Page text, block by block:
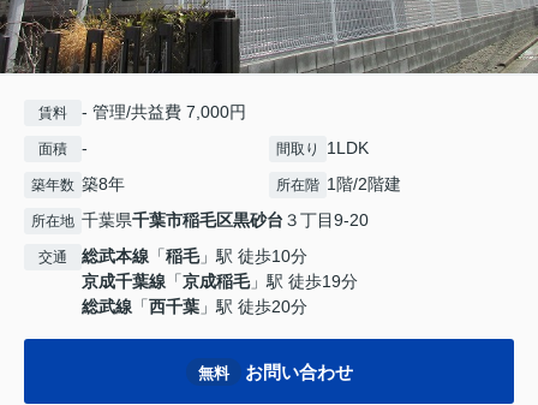
賃料 - 管理/共益費 7,000円
面積 - 間取り 1LDK
築年数 築8年 所在階 1階/2階建
所在地 千葉県千葉市稲毛区黒砂台 ３丁目9-20
交通 総武本線 「稲毛」駅 徒歩10分
京成千葉線 「京成稲毛」駅 徒歩19分
総武線 「西千葉 」駅 徒歩20分
無料 お問い合わせ